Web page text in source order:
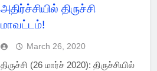
அதிர்ச்சியில் திருச்சி
மாவட்டம்!
March 26, 2020
திருச்சி (26 மார்ச் 2020): திருச்சியில்